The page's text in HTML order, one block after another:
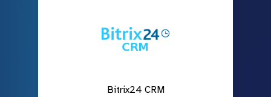
Bitrix24 CRM